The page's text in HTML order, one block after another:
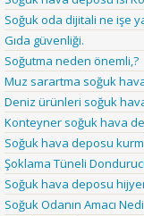
Soğuk oda dijitali ne işe
Gıda güvenliği.
Soğutma neden önemli,?
Muz sarartma soğuk
Deniz ürünleri soğuk
Konteyner soğuk hava
Soğuk hava deposu
Şoklama Tüneli
Soğuk hava deposu
Soğuk Odanın Amacı